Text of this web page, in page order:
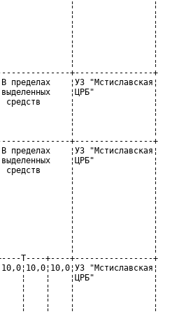
¦                ¦
¦                ¦
¦                ¦
¦                ¦
¦                ¦
¦                ¦
¦                ¦
+----------------+
¦УЗ "Мстиславская¦
¦ЦРБ"            ¦
¦                ¦
¦                ¦
¦                ¦
¦                ¦
+----------------+
¦УЗ "Мстиславская¦
¦ЦРБ"            ¦
¦                ¦
¦                ¦
¦                ¦
¦                ¦
¦                ¦
¦                ¦
¦                ¦
¦                ¦
¦                ¦
T----+----+----------------+
"Мстиславская¦
¦    ¦    ¦    ¦ЦРБ"            ¦
¦    ¦    ¦    ¦                ¦
¦    ¦    ¦    ¦                ¦
¦    ¦    ¦    ¦                ¦